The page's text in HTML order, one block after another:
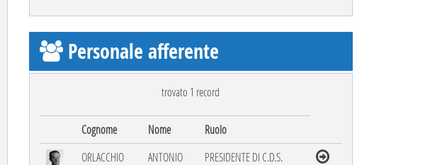
Personale afferente
trovato 1 record
Cognome Nome
Ruolo
ORLACCHIO
ANTONIO PRESIDENTE DI C.D.S.